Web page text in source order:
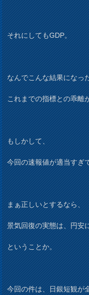
それにしてもGDP。
なんでこんな結果になっ
これまでの指標との乖離
もしかして、
今回の速報値が適当すぎ
まぁ正しいとするなら、
景気回復の実態は、円安
ということか。
今回の件は、日銀短観が